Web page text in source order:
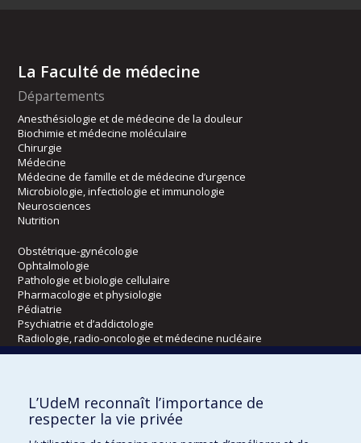
La Faculté de médecine
Départements
Anesthésiologie et de médecine de la douleur
Biochimie et médecine moléculaire
Chirurgie
Médecine
Médecine de famille et de médecine d’urgence
Microbiologie, infectiologie et immunologie
Neurosciences
Nutrition
Obstétrique-gynécologie
Ophtalmologie
Pathologie et biologie cellulaire
Pharmacologie et physiologie
Pédiatrie
Psychiatrie et d’addictologie
Radiologie, radio-oncologie et médecine nucléaire
Kinésiologie et des sciences de l’activité physique
Orthophonie et audiologie
L’UdeM reconnaît l’importance de
respecter la vie privée